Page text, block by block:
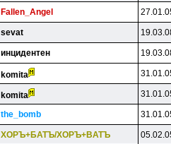
Fallen_Angel
sevat
инцидeнтeн
komita
komita
the_bomb
XOPЪ+БATЪ/XOPЪ+BATЪ